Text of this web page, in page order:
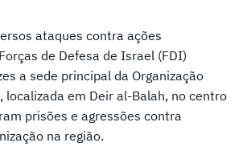
ataques contra ações
de Defesa de Israel (FDI)
a sede principal da Organização
localizada em Deir al-Balah, no centro
prisões e agressões contra
na região.